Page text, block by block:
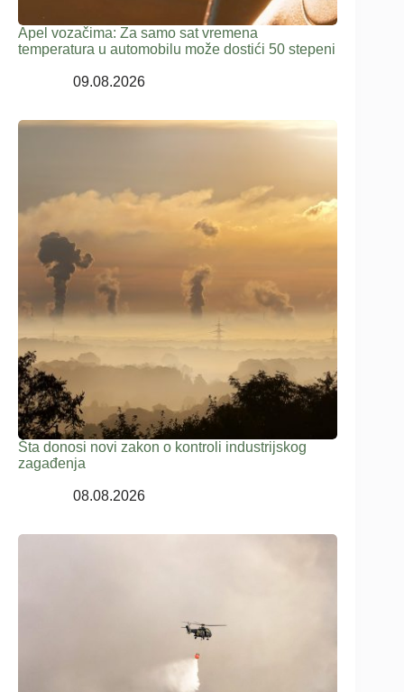
Apel vozačima: Za samo sat vremena
temperatura u automobilu može dostići 50 stepeni
09.08.2026
Šta donosi novi zakon o kontroli industrijskog
zagađenja
08.08.2026